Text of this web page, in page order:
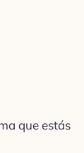
que estás